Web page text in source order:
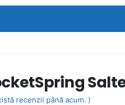
recenzii până acum. )